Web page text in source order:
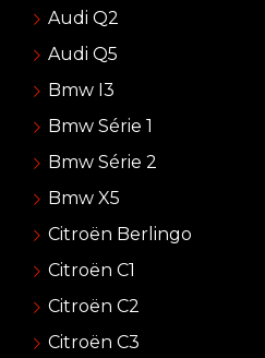
Audi Q2
Audi Q5
Bmw I3
Bmw Série 1
Bmw Série 2
Bmw X5
Citroën Berlingo
Citroën C1
Citroën C2
Citroën C3